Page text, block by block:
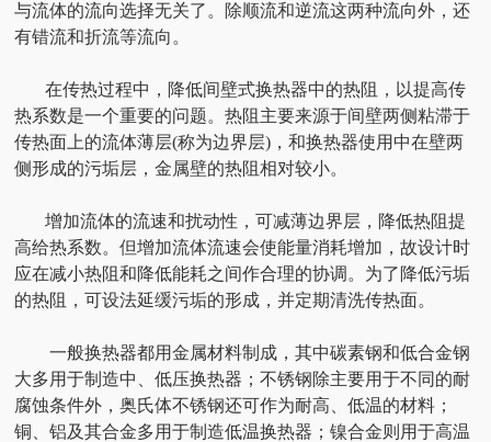
与流体的流向选择无关了。除顺流和逆流这两种流向外，还
有错流和折流等流向。
在传热过程中，降低间壁式换热器中的热阻，以提高传
热系数是一个重要的问题。热阻主要来源于间壁两侧粘滞于
传热面上的流体薄层(称为边界层)，和换热器使用中在壁两
侧形成的污垢层，金属壁的热阻相对较小。
增加流体的流速和扰动性，可减薄边界层，降低热阻提
高给热系数。但增加流体流速会使能量消耗增加，故设计时
应在减小热阻和降低能耗之间作合理的协调。为了降低污垢
的热阻，可设法延缓污垢的形成，并定期清洗传热面。
一般换热器都用金属材料制成，其中碳素钢和低合金钢
大多用于制造中、低压换热器；不锈钢除主要用于不同的耐
腐蚀条件外，奥氏体不锈钢还可作为耐高、低温的材料；
铜、铝及其合金多用于制造低温换热器；镍合金则用于高温